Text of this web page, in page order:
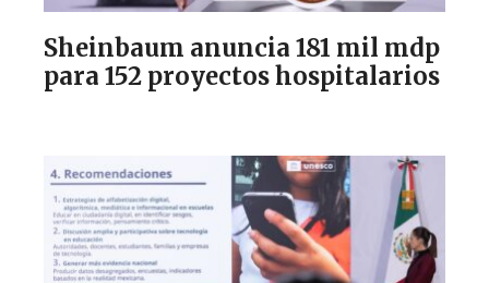
Sheinbaum anuncia 181 mil mdp
para 152 proyectos hospitalarios